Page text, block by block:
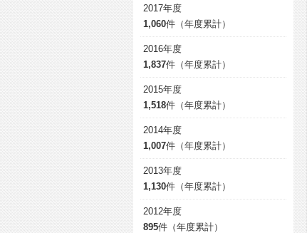
2017年度
1,060件（年度累計）
2016年度
1,837件（年度累計）
2015年度
1,518件（年度累計）
2014年度
1,007件（年度累計）
2013年度
1,130件（年度累計）
2012年度
895件（年度累計）